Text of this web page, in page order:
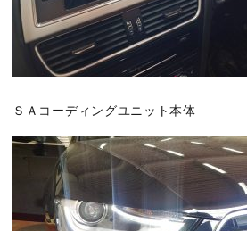
ＳＡコーディングユニット本体